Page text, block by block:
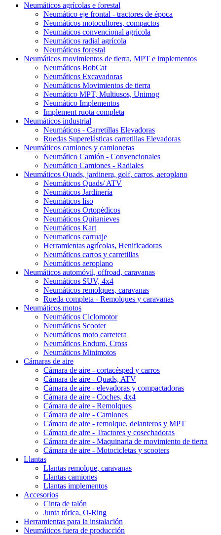
Neumáticos agrícolas e forestal
Neumático eje frontal - tractores de época
Neumáticos motocultores, compactos
Neumáticos convencional agrícola
Neumáticos radial agrícola
Neumáticos forestal
Neumáticos movimientos de tierra, MPT e implementos
Neumáticos BobCat
Neumáticos Excavadoras
Neumáticos Movimientos de tierra
Neumático MPT, Multiusos, Unimog
Neumático Implementos
Implement ruota completa
Neumáticos industrial
Neumáticos - Carretillas Elevadoras
Ruedas Superelásticas carretillas Elevadoras
Neumáticos camiones y camionetas
Neumático Camión - Convencionales
Neumático Camiones - Radiales
Neumáticos Quads, jardinera, golf, carros, aeroplano
Neumáticos Quads/ ATV
Neumáticos Jardinería
Neumáticos liso
Neumáticos Ortopédicos
Neumáticos Quitanieves
Neumáticos Kart
Neumaticos carruaje
Herramientas agrícolas, Henificadoras
Neumáticos carros y carretillas
Neumáticos aeroplano
Neumáticos automóvil, offroad, caravanas
Neumáticos SUV, 4x4
Neumáticos remolques, caravanas
Rueda completa - Remolques y caravanas
Neumáticos motos
Neumáticos Ciclomotor
Neumáticos Scooter
Neumáticos moto carretera
Neumáticos Enduro, Cross
Neumáticos Minimotos
Cámaras de aire
Cámara de aire - cortacésped y carros
Cámara de aire - Quads, ATV
Cámara de aire - elevadoras y compactadoras
Cámara de aire - Coches, 4x4
Cámara de aire - Remolques
Cámara de aire - Camiones
Cámara de aire - remolque, delanteros y MPT
Cámara de aire - Tractores y cosechadoras
Cámara de aire - Maquinaria de movimiento de tierra
Cámara de aire - Motocicletas y scooters
Llantas
Llantas remolque, caravanas
Llantas camiones
Llantas implementos
Accesorios
Cinta de talón
Junta tórica, O-Ring
Herramientas para la instalación
Neumáticos fuera de producción